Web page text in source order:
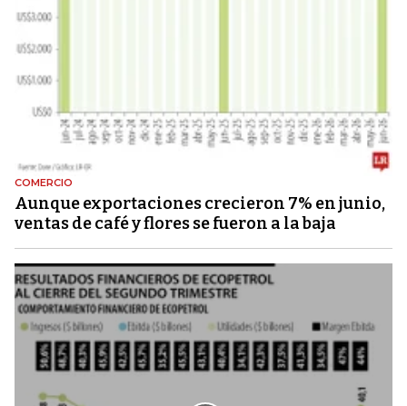
COMERCIO
Aunque exportaciones crecieron 7% en junio,
ventas de café y flores se fueron a la baja